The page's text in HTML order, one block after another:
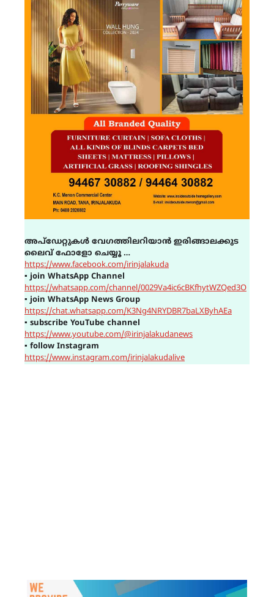
അപ്ഡേറ്റുകൾ വേഗത്തിലറിയാൻ ഇരിങ്ങാലക്കുട
ലൈവ് ഫോളോ ചെയ്യൂ …
https://www.facebook.com/irinjalakuda
▪join WhatsApp Channel
https://whatsapp.com/channel/0029Va4ic6cBKfhytWZQed3O
▪join WhatsApp News Group
https://chat.whatsapp.com/K3Ng4NRYDBR7baLXByhAEa
▪ subscribe YouTube channel
https://www.youtube.com/@irinjalakudanews
▪ follow Instagram
https://www.instagram.com/irinjalakudalive